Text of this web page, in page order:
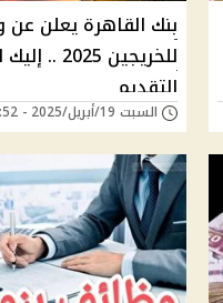
بنك القاهرة يعلن
للخريجين
التقديم
السبت 19/أبريل/2025 - 06:52 ص